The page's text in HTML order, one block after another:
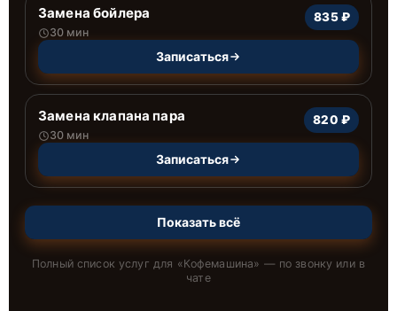
Замена бойлера
30 мин
835 ₽
Записаться
Замена клапана пара
30 мин
820 ₽
Записаться
Показать всё
Полный список услуг для «Кофемашина» — по звонку или в
чате